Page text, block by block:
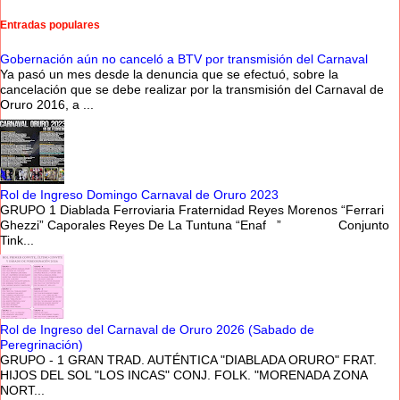
Entradas populares
Gobernación aún no canceló a BTV por transmisión del Carnaval
Ya pasó un mes desde la denuncia que se efectuó, sobre la
cancelación que se debe realizar por la transmisión del Carnaval de
Oruro 2016, a ...
Rol de Ingreso Domingo Carnaval de Oruro 2023
GRUPO 1 Diablada Ferroviaria Fraternidad Reyes Morenos “Ferrari
Ghezzi” Caporales Reyes De La Tuntuna “Enaf ” Conjunto
Tink...
Rol de Ingreso del Carnaval de Oruro 2026 (Sabado de
Peregrinación)
GRUPO - 1 GRAN TRAD. AUTÉNTICA "DIABLADA ORURO" FRAT.
HIJOS DEL SOL "LOS INCAS" CONJ. FOLK. "MORENADA ZONA
NORT...